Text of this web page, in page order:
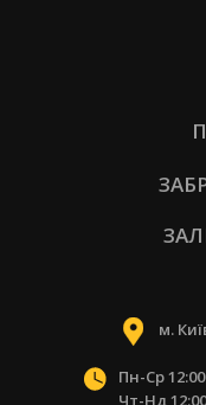
м.
Пн-Ср
Чт-Нд